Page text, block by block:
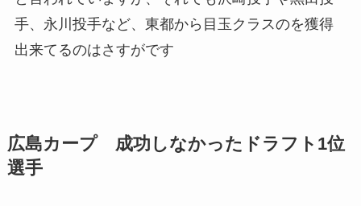
手、永川投手など、東都から目玉クラスのを獲得
出来てるのはさすがです
広島カープ 成功しなかったドラフト1位
選手